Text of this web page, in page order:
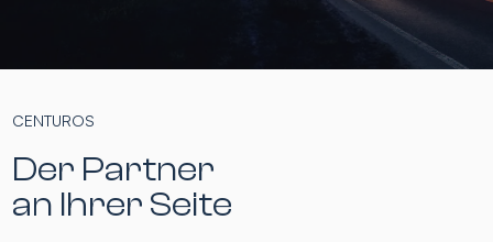
CENTUROS
Der Partner
an Ihrer Seite